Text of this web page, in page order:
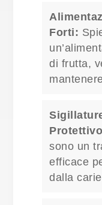
Forti:
di frutta,
sono un
efficace
dalla